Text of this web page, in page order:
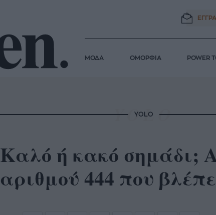
ΜΟΔΑ ΟΜΟΡΦΙΑ POWER
YOLO
Καλό ή κακό σημάδι;
αριθμού 444 που